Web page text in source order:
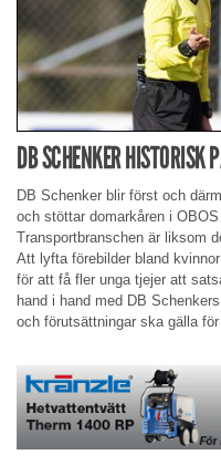
DB SCHENKER HISTORISK
DB Schenker blir först och
och stöttar domarkåren i
Transportbranschen är liksom
Att lyfta förebilder bland
för att få fler unga tjejer att
hand i hand med DB
och förutsättningar ska gälla